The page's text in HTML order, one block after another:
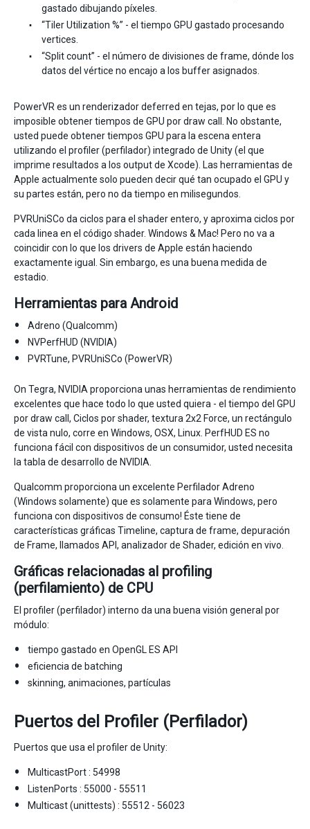
gastado dibujando píxeles.
“Tiler Utilization %” - el tiempo GPU gastado procesando
vertices.
“Split count” - el número de divisiones de frame, dónde los
datos del vértice no encajo a los buffer asignados.
PowerVR es un renderizador deferred en tejas, por lo que es
imposible obtener tiempos de GPU por draw call. No obstante,
usted puede obtener tiempos GPU para la escena entera
utilizando el profiler (perfilador) integrado de Unity (el que
imprime resultados a los output de Xcode). Las herramientas de
Apple actualmente solo pueden decir qué tan ocupado el GPU y
su partes están, pero no da tiempo en milisegundos.
PVRUniSCo da ciclos para el shader entero, y aproxima ciclos por
cada linea en el código shader. Windows & Mac! Pero no va a
coincidir con lo que los drivers de Apple están haciendo
exactamente igual. Sin embargo, es una buena medida de
estadio.
Herramientas para Android
Adreno (Qualcomm)
NVPerfHUD (NVIDIA)
PVRTune, PVRUniSCo (PowerVR)
On Tegra, NVIDIA proporciona unas herramientas de rendimiento
excelentes que hace todo lo que usted quiera - el tiempo del GPU
por draw call, Ciclos por shader, textura 2x2 Force, un rectángulo
de vista nulo, corre en Windows, OSX, Linux. PerfHUD ES no
funciona fácil con dispositivos de un consumidor, usted necesita
la tabla de desarrollo de NVIDIA.
Qualcomm proporciona un excelente Perfilador Adreno
(Windows solamente) que es solamente para Windows, pero
funciona con dispositivos de consumo! Éste tiene de
características gráficas Timeline, captura de frame, depuración
de Frame, llamados API, analizador de Shader, edición en vivo.
Gráficas relacionadas al profiling
(perfilamiento) de CPU
El profiler (perfilador) interno da una buena visión general por
módulo:
tiempo gastado en OpenGL ES API
eficiencia de batching
skinning, animaciones, partículas
Puertos del Profiler (Perfilador)
Puertos que usa el profiler de Unity:
MulticastPort : 54998
ListenPorts : 55000 - 55511
Multicast (unittests) : 55512 - 56023